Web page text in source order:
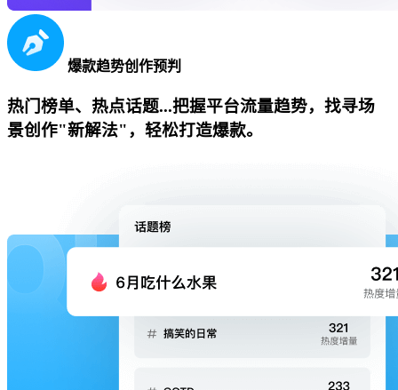
爆款趋势创作预判
热门榜单、热点话题...把握平台流量趋势，找寻场
景创作"新解法"，轻松打造爆款。